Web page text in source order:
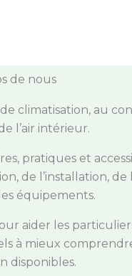
de nous
climatisation, au
l’air intérieur.
pratiques et
de l’installation, de
équipements.
aider les
à mieux
disponibles.